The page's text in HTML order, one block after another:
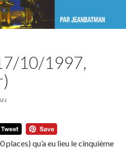
10/1997,
places) qu’a eu lieu le cinquième